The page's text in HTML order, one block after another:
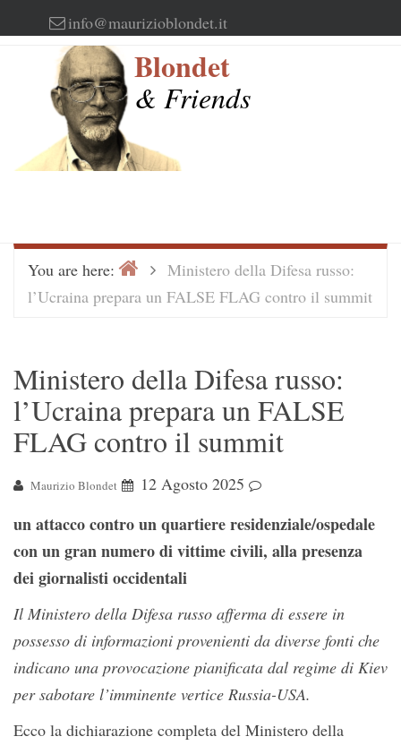
to
info@maurizioblondet.it
Blondet
& Friends
You are here: HomeMinistero della Difesa russo:
l’Ucraina prepara un FALSE FLAG contro il summit
Ministero della Difesa russo:
l’Ucraina prepara un FALSE
FLAG contro il summit
Maurizio Blondet 12 Agosto 2025
un attacco contro un quartiere residenziale/ospedale
con un gran numero di vittime civili, alla presenza
dei giornalisti occidentali
Il Ministero della Difesa russo afferma di essere in
possesso di informazioni provenienti da diverse fonti che
indicano una provocazione pianificata dal regime di Kiev
per sabotare l’imminente vertice Russia-USA.
Ecco la dichiarazione completa del Ministero della